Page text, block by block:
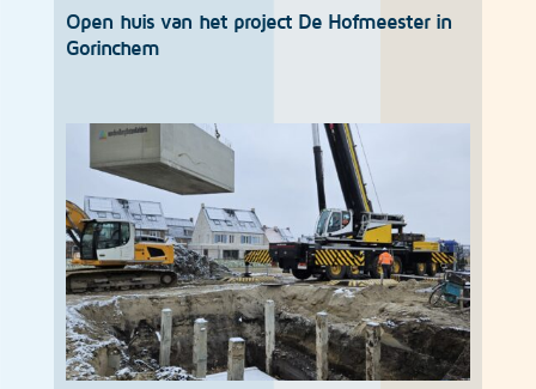
Open huis van het project De Hofmeester in
Gorinchem